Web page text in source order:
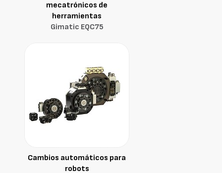
mecatrónicos de
herramientas
Gimatic EQC75
Cambios automáticos para
robots